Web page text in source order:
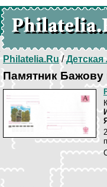
Philatelia.Ru/Детская
Памятник